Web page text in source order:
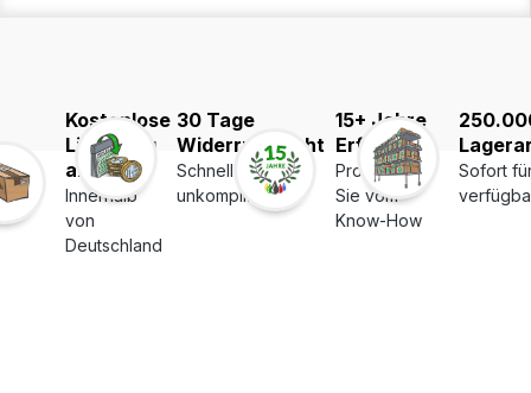
Kostenlose
Lieferung
ab 39€
Innerhalb
von
Deutschland
30 Tage
Widerrufsrecht
Schnell und
unkompliziert
15+ Jahre
Erfahrung
Profitieren
Sie vom
Know-How
Sofort